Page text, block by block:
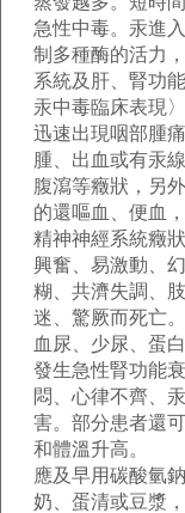
急性中毒。汞進
制多種酶的活力
系統及肝、腎功
汞中毒臨床表現
迅速出現咽部腫
腫、出血或有汞
腹瀉等癥狀，另
的還嘔血、便血
精神神經系統癥
興奮、易激動、
糊、共濟失調、
迷、驚厥而死亡
血尿、少尿、蛋
發生急性腎功能
悶、心律不齊、
害。部分患者還
和體溫升高。
應及早用碳酸氫
奶、蛋清或豆漿